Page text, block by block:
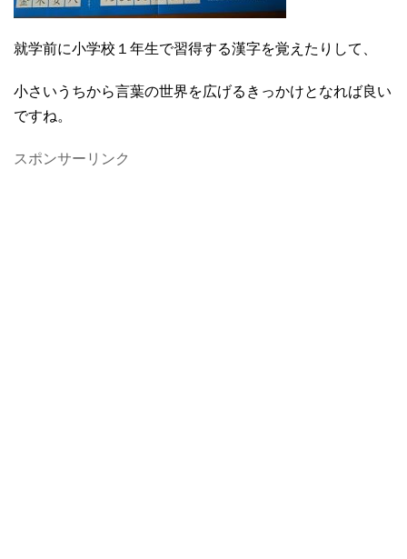
就学前に小学校１年生で習得する漢字を覚えたりして、
小さいうちから言葉の世界を広げるきっかけとなれば良い
ですね。
スポンサーリンク